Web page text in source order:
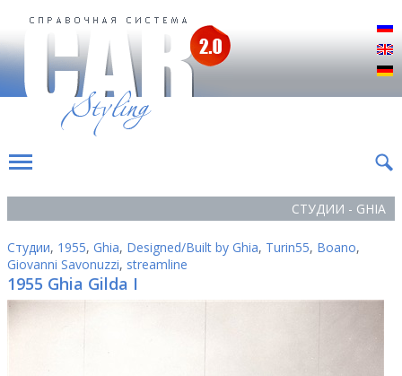
СТУДИИ - GHIA
Студии, 1955, Ghia, Designed/Built by Ghia, Turin55, Boano,
Giovanni Savonuzzi, streamline
1955 Ghia Gilda I